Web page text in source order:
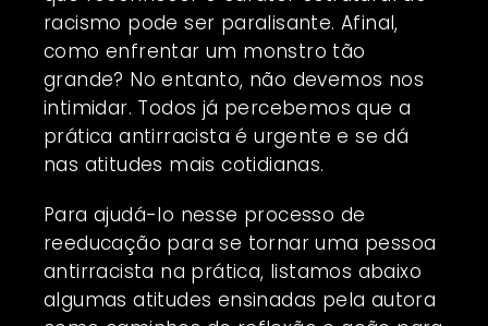
racismo pode ser paralisante. Afinal,
como enfrentar um monstro tão
grande? No entanto, não devemos nos
intimidar. Todos já percebemos que a
prática antirracista é urgente e se dá
nas atitudes mais cotidianas.
Para ajudá-lo nesse processo de
reeducação para se tornar uma pessoa
antirracista na prática, listamos abaixo
algumas atitudes ensinadas pela autora